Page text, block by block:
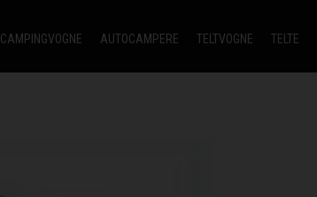
CAMPINGVOGNE
AUTOCAMPERE TELTVOGNE TELTE